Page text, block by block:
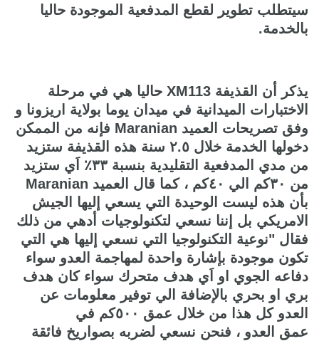
سيتطلب تطوير لقطع المدفعية الموجودة حاليا
بالخدمة.
يذكر أن القذيفة XM113 حاليا هي في مرحلة
الاختبارات الميدانية في ميدان يوما بولاية اريزونا و
وفق تصريحات العميد Maranian فإنه من الممكن
دخولها الخدمة خلال ٢.٥ سنة هذه القذيفة ستزيد
من مدي المدفعية التقليدية بنسبة ٣٣٪؜ اَي ستزيد
من ٣٠كم الي ٤٠كم ، كما قال العميد Maranian
بأن هذه ليست الوحيدة التي يسعي إليها الجيش
الامريكي بل إننا نسعي لتكنولوجيات أدهي من ذلك
فقال "نوعية التكنولوجيا التي نسعي إليها هي التي
تكون موجودة بإشارة واحدة لمهاجمة العدو سواء
دفاعه الجوي او اَي هدف متحرك سواء كان هدف
بري او بحري بالإضافة الي توفير معلومات عن
العدو كل هذا من خلال عمق ٥٠٠كم في
عمق العدو ، فنحن نسعي لضربه بصواريخ فائقة